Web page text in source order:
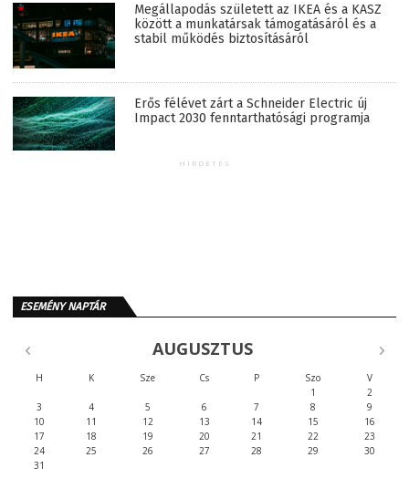
Megállapodás született az IKEA és a KASZ
között a munkatársak támogatásáról és a
stabil működés biztosításáról
Erős félévet zárt a Schneider Electric új
Impact 2030 fenntarthatósági programja
HIRDETÉS
ESEMÉNY NAPTÁR
AUGUSZTUS
H K Sze Cs P Szo
V
1
2
3
4 5 6 7 8
9
10
11 12 13 14 15
16
17
18 19 20 21 22
23
24
25 26 27 28 29
30
31